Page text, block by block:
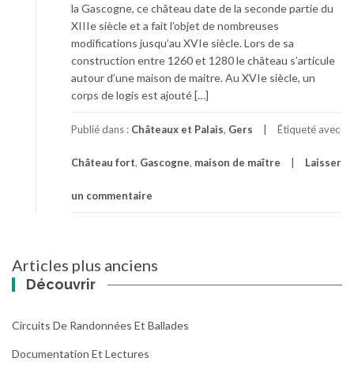
la Gascogne, ce château date de la seconde partie du
XIIIe siècle et a fait l’objet de nombreuses
modifications jusqu’au XVIe siècle. Lors de sa
construction entre 1260 et 1280 le château s’articule
autour d’une maison de maitre. Au XVIe siècle, un
corps de logis est ajouté […]
Publié dans : Châteaux et Palais, Gers Étiqueté avec
Château fort, Gascogne, maison de maître Laisser
un commentaire
Navigation
des
articles
Articles plus anciens
Découvrir
Circuits De Randonnées Et Ballades
Documentation Et Lectures